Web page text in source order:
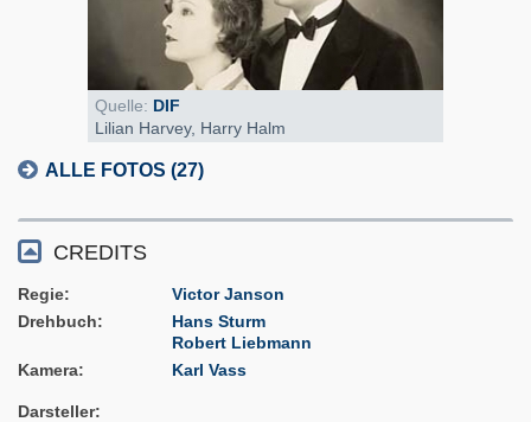
Quelle: DIF
Lilian Harvey, Harry Halm
ALLE FOTOS (27)
CREDITS
Regie
Victor Janson
Drehbuch
Hans Sturm
Robert Liebmann
Kamera
Karl Vass
Darsteller